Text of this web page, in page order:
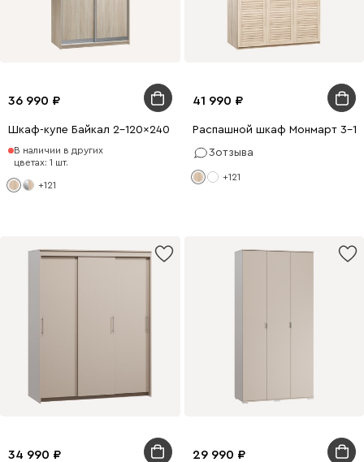
36 990
Шкаф-купе Байкал 2-120x240 Дуб Сонома
В наличии в других
цветах: 1 шт.
+121
41 990
Распашной шкаф Монмарт 3-
3отзыва
+121
34 990 29 990